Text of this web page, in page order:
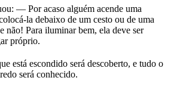
— Por acaso alguém acende uma
la debaixo de um cesto ou de uma
não! Para iluminar bem, ela deve ser
próprio.
está escondido será descoberto, e tudo o
será conhecido.